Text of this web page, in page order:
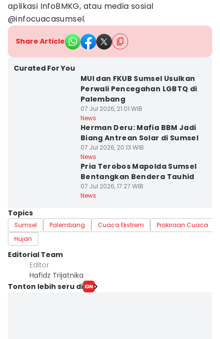
aplikasi InfoBMKG, atau media sosial
@infocuacasumsel.
Share Article
Curated For You
MUI dan FKUB Sumsel Usulkan
Perwali Pencegahan LGBTQ di
Palembang
07 Jul 2026, 21:01 WIB
News
Herman Deru: Mafia BBM Jadi
Biang Antrean Solar di Sumsel
07 Jul 2026, 20:13 WIB
News
Pria Terobos Mapolda Sumsel
Bentangkan Bendera Tauhid
07 Jul 2026, 17:27 WIB
News
Topics
Sumsel Palembang Cuaca Ekstrem
Prakiraan Cuaca
Hujan
Editorial Team
Editor
Hafidz Trijatnika
Tonton lebih seru di